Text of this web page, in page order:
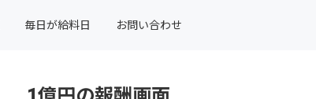
毎日が給料日 お問い合わせ